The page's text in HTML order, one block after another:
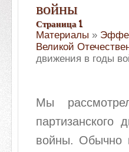
войны
Страница 1
Материалы »
Великой
движения в годы
Мы
партизанского
войны. Обычно